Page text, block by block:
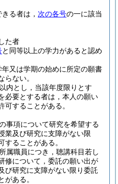
る者は， 次の各号の一に該当
た者
と同等以上の学力があると認め
又は学期の始めに所定の願書
らない。
内とし，当該年度限りとす
必要とする者は，本人の願い
可することがある。
事項について研究を希望する
業及び研究に支障がない限
することがある。
属職員につき，聴講科目若し
修について，委託の願い出が
び研究に支障がない限り委託
がある。